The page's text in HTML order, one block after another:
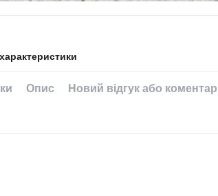
характеристики
Опис Новий відгук або коментар